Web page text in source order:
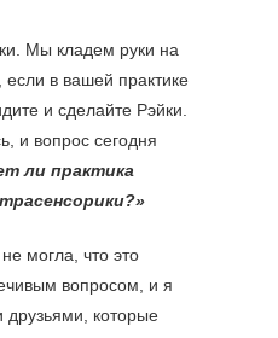
Мы кладем руки на
если в вашей практике
и сделайте Рэйки.
и вопрос сегодня
ли практика
могла, что это
вопросом, и я
друзьями, которые